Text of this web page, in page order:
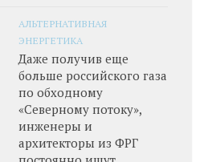
АЛЬТЕРНАТИВНАЯ
ЭНЕРГЕТИКА
Даже получив еще
больше российского газа
по обходному
«Северному потоку»,
инженеры и
архитекторы из ФРГ